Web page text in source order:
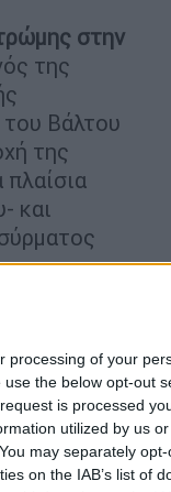
processing of your
the below opt-out
is processed
utilized by us
may separately
on the IAB’s list of
στην
της
Βάλτου
της
και
και έχει
ότι